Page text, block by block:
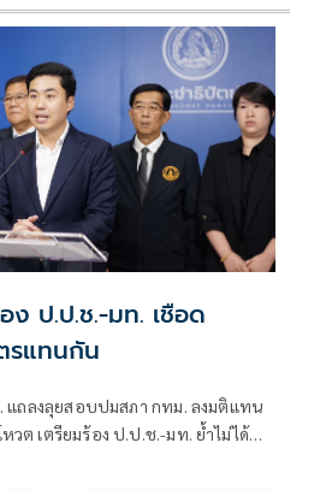
ง ป.ป.ช.-มท. เชือด
รแทนกัน
ถลงลุยสอบปมสภา กทม. ลงมติแทน
วต เตรียมร้อง ป.ป.ช.-มท. ย้ำไม่ได้